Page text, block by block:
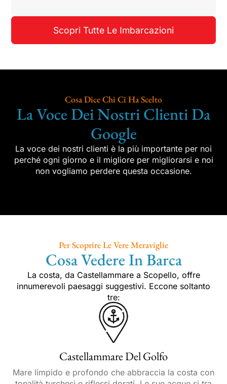
Scopri Tutte Le Imbarcazioni
Cosa Dice Chi Ci Ha Scelto
La Voce Dei Nostri Clienti Da
Google
La voce dei nostri clienti è la più importante per noi
perché ogni giorno e il migliore per migliorarsi e noi
non vogliamo perdere questa occasione.
Per Scoprire Le Vere Meraviglie
Cosa Vedere In Barca
La costa, da Castellammare a Scopello, offre
innumerevoli paesaggi suggestivi. Eccone soltanto
tre:
Castellammare Del Golfo
Mare limpido e profondo che abbraccia la costa con